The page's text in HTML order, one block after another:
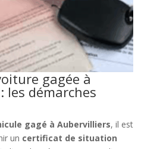
gagée à
les démarches
gagé à Aubervilliers, il est
un certificat de situation